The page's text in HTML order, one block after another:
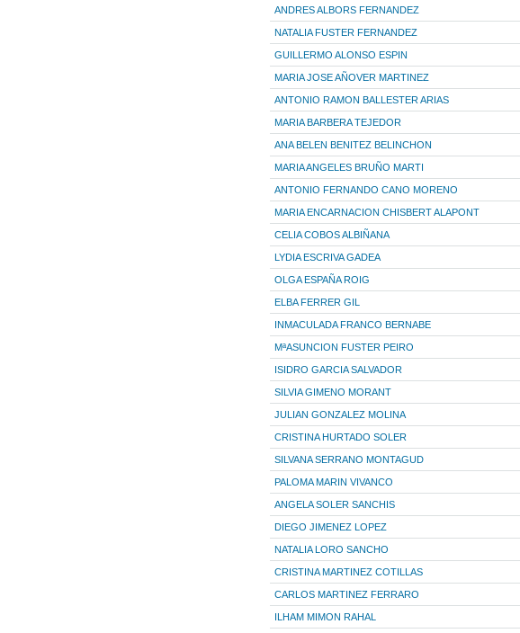
ANDRES ALBORS FERNANDEZ
NATALIA FUSTER FERNANDEZ
GUILLERMO ALONSO ESPIN
MARIA JOSE AÑOVER MARTINEZ
ANTONIO RAMON BALLESTER ARIAS
MARIA BARBERA TEJEDOR
ANA BELEN BENITEZ BELINCHON
MARIA ANGELES BRUÑO MARTI
ANTONIO FERNANDO CANO MORENO
MARIA ENCARNACION CHISBERT ALAPONT
CELIA COBOS ALBIÑANA
LYDIA ESCRIVA GADEA
OLGA ESPAÑA ROIG
ELBA FERRER GIL
INMACULADA FRANCO BERNABE
MªASUNCION FUSTER PEIRO
ISIDRO GARCIA SALVADOR
SILVIA GIMENO MORANT
JULIAN GONZALEZ MOLINA
CRISTINA HURTADO SOLER
SILVANA SERRANO MONTAGUD
PALOMA MARIN VIVANCO
ANGELA SOLER SANCHIS
DIEGO JIMENEZ LOPEZ
NATALIA LORO SANCHO
CRISTINA MARTINEZ COTILLAS
CARLOS MARTINEZ FERRARO
ILHAM MIMON RAHAL